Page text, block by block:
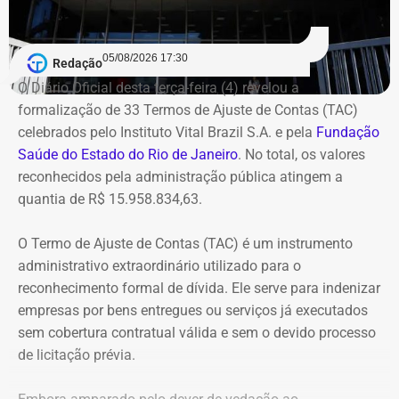
Queimados.
Segundo o Ministério Público, o TCU concluiu que parte
das despesas realizadas com verbas federais não foi
devidamente comprovada. As contas foram julgadas
irregulares em 2021, e a decisão foi mantida em março
de 2024, quando o tribunal rejeitou o recurso apresentado
pelo deputado.
quatro valores, que somam R$ 13.112,09, sem
atualização monetária.
A Procuradoria cita ainda que o Tribunal concluiu que o
deputado participou da gestão desses recursos,
autorizando transferências para contas da prefeitura e
Redação05/08/2026 17:30
O Diário Oficial desta terça-feira (4) revelou a
formalização de 33 Termos de Ajuste de Contas (TAC)
celebrados pelo Instituto Vital Brazil S.A. e pela Fundação
Saúde do Estado do Rio de Janeiro. No total, os valores
reconhecidos pela administração pública atingem a
quantia de R$ 15.958.834,63.
O Termo de Ajuste de Contas (TAC) é um instrumento
administrativo extraordinário utilizado para o
reconhecimento formal de dívida. Ele serve para indenizar
empresas por bens entregues ou serviços já executados
sem cobertura contratual válida e sem o devido processo
de licitação prévia.